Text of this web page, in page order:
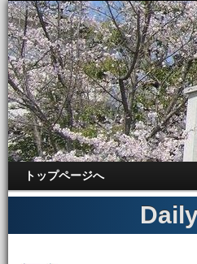
トップページへ